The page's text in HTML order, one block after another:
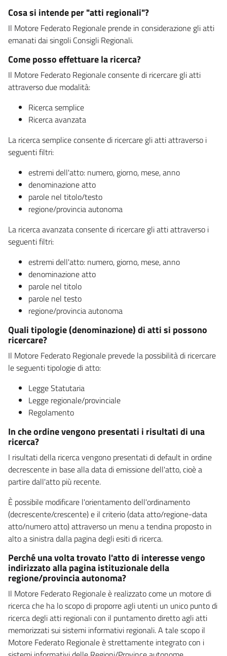
Cosa si intende per "atti regionali"?
Il Motore Federato Regionale prende in considerazione gli atti
emanati dai singoli Consigli Regionali.
Come posso effettuare la ricerca?
Il Motore Federato Regionale consente di ricercare gli atti
attraverso due modalità:
Ricerca semplice
Ricerca avanzata
La ricerca semplice consente di ricercare gli atti attraverso i
seguenti filtri:
estremi dell'atto: numero, giorno, mese, anno
denominazione atto
parole nel titolo/testo
regione/provincia autonoma
La ricerca avanzata consente di ricercare gli atti attraverso i
seguenti filtri:
estremi dell'atto: numero, giorno, mese, anno
denominazione atto
parole nel titolo
parole nel testo
regione/provincia autonoma
Quali tipologie (denominazione) di atti si possono
ricercare?
Il Motore Federato Regionale prevede la possibilità di ricercare
le seguenti tipologie di atto:
Legge Statutaria
Legge regionale/provinciale
Regolamento
In che ordine vengono presentati i risultati di una
ricerca?
I risultati della ricerca vengono presentati di default in ordine
decrescente in base alla data di emissione dell'atto, cioè a
partire dall'atto più recente.
È possibile modificare l'orientamento dell'ordinamento
(decrescente/crescente) e il criterio (data atto/regione-data
atto/numero atto) attraverso un menu a tendina proposto in
alto a sinistra dalla pagina degli esiti di ricerca.
Perché una volta trovato l'atto di interesse vengo
indirizzato alla pagina istituzionale della
regione/provincia autonoma?
Il Motore Federato Regionale è realizzato come un motore di
ricerca che ha lo scopo di proporre agli utenti un unico punto di
ricerca degli atti regionali con il puntamento diretto agli atti
memorizzati sui sistemi informativi regionali. A tale scopo il
Motore Federato Regionale è strettamente integrato con i